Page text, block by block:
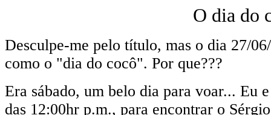
O dia do
Desculpe-me pelo título, mas o dia 27/
como o "dia do cocô". Por que???
Era sábado, um belo dia para voar... Eu
das 12:00hr p.m., para encontrar o